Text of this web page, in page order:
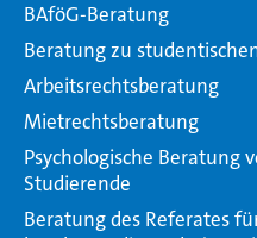
BAföG-Beratung
Beratung zu
Arbeitsrechtsberatung
Mietrechtsberatung
Psychologische Beratung
Studierende
Beratung des Referates